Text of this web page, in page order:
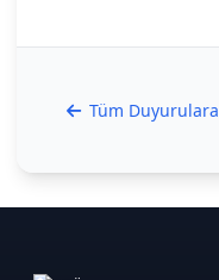
Tüm